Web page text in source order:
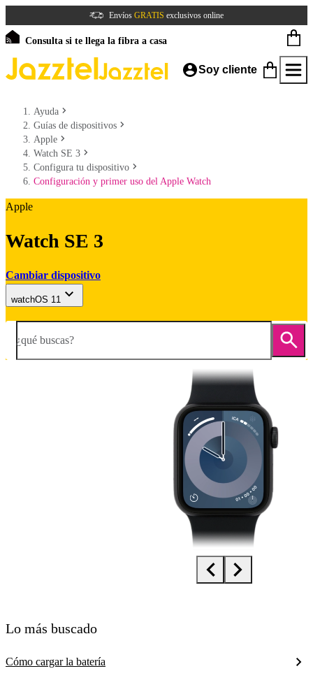
Envíos GRATIS exclusivos online
Consulta si te llega la fibra a casa
Soy cliente
Ayuda
Guías de dispositivos
Apple
Watch SE 3
Configura tu dispositivo
Configuración y primer uso del Apple Watch
Apple
Watch SE 3
Cambiar dispositivo
watchOS 11
¿qué buscas?
Lo más buscado
Cómo cargar la batería